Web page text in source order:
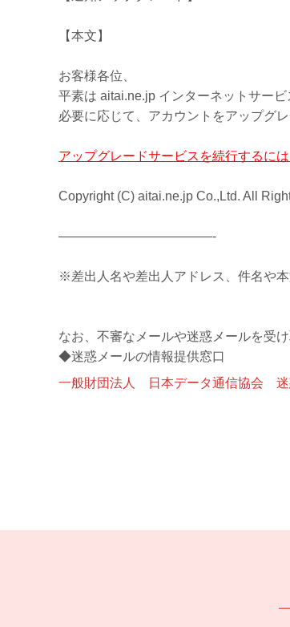
【本文】
お客様各位、
平素は aitai.ne.jp インターネットサー
必要に応じて、アカウントをアップグ
アップグレードサービスを続行するに
Copyright (C) aitai.ne.jp Co.,Ltd. All
————————————-
※差出人名や差出人アドレス、件名や
なお、不審なメールや迷惑メールを受
◆迷惑メールの情報提供窓口
一般財団法人 日本データ通信協会 迷